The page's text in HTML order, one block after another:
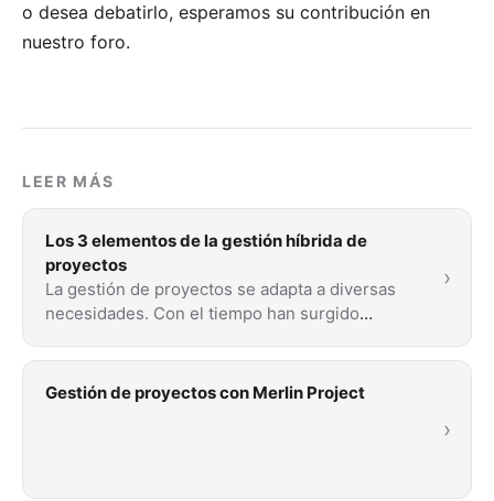
o desea debatirlo, esperamos su contribución en
nuestro foro.
LEER MÁS
Los 3 elementos de la gestión híbrida de
proyectos
La gestión de proyectos se adapta a diversas
necesidades. Con el tiempo han surgido
introducción a …
›
Gestión de proyectos con Merlin Project
›